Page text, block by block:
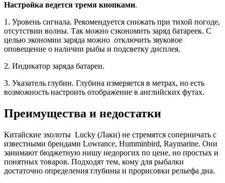
Настройка ведется тремя кнопками.
1. Уровень сигнала. Рекомендуется снижать при тихой погоде,
отсутствии волны. Так можно сэкономить заряд батареек. С
целью экономии заряда можно отключить звуковое
оповещение о наличии рыбы и подсветку дисплея.
2. Индикатор заряда батареи.
3. Указатель глубин. Глубина измеряется в метрах, но есть
возможность настроить отображение в английских футах.
Преимущества и недостатки
Китайские эхолоты Lucky (Лаки) не стремятся соперничать с
известными брендами Lowrance, Humminbird, Raymarine. Они
занимают бюджетную нишу недорогих по цене, но простых и
понятных товаров. Подходят тем, кому для рыбалки
достаточно определения глубины и прорисовки рельефа дна.